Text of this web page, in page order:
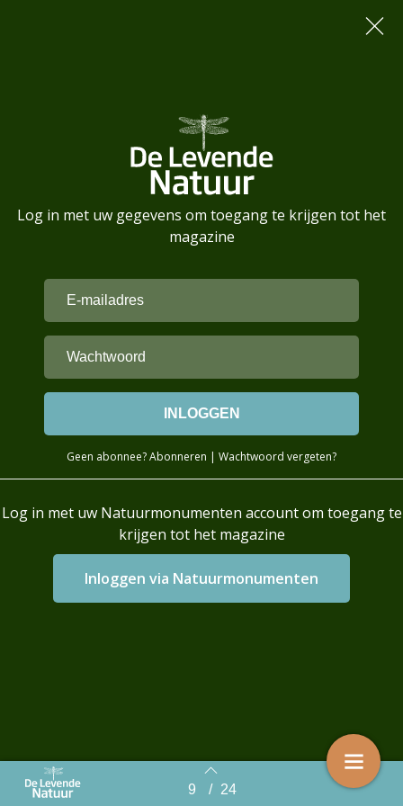
Back to index 9 / 24
Log in met uw gegevens om toegang te krijgen tot het
magazine
Geen abonnee?Abonneren | Wachtwoord vergeten?
Log in met uw Natuurmonumenten account om toegang te
krijgen tot het magazine
Login with AzureAD